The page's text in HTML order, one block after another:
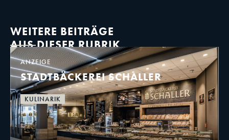
WEITERE BEITRÄGE
AUS DIESER RUBRIK
ANZEIGE
STADTBÄCKEREI SCHALLER
KULINARIK